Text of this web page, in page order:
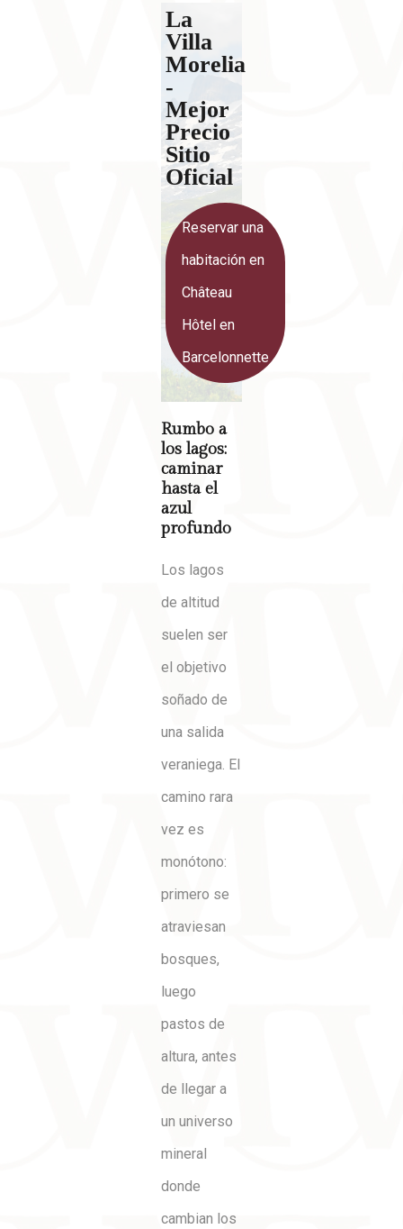
La
Villa
Morelia
-
Mejor
Precio
Sitio
Oficial
Reservar una
habitación en
Château
Hôtel en
Barcelonnette
Rumbo a
los lagos:
caminar
hasta el
azul
profundo
Los lagos
de altitud
suelen ser
el objetivo
soñado de
una salida
veraniega. El
camino rara
vez es
monótono:
primero se
atraviesan
bosques,
luego
pastos de
altura, antes
de llegar a
un universo
mineral
donde
cambian los